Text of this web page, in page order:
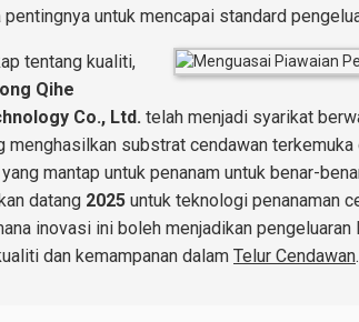
pentingnya untuk mencapai standard
tentang kualiti,
Qihe
Co., Ltd. telah menjadi syarikat
menghasilkan substrat cendawan
mantap untuk penanam untuk benar-
datang 2025 untuk teknologi penanaman
inovasi ini boleh menjadikan
dan kemampanan dalam Telur Cendawan.